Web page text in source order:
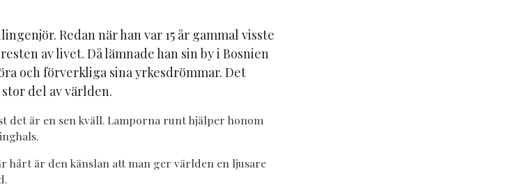
Redan när han var 15 år gammal visste
av livet. Då lämnade han sin by i Bosnien
och förverkliga sina yrkesdrömmar. Det
del av världen.
det är en sen kväll. Lamporna runt hjälper honom
hårt är den känslan att man ger världen en ljusare